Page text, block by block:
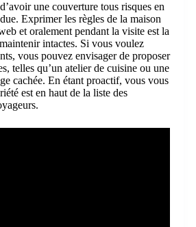
une couverture tous risques en
Exprimer les règles de la maison
et oralement pendant la visite est la
intactes. Si vous voulez
vous pouvez envisager de proposer
telles qu’un atelier de cuisine ou une
cachée. En étant proactif, vous vous
est en haut de la liste des